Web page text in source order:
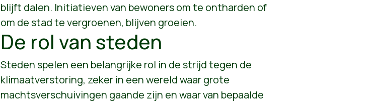
blijft dalen. Initiatieven van bewoners om te ontharden of
om de stad te vergroenen, blijven groeien.
De rol van steden
Steden spelen een belangrijke rol in de strijd tegen de
klimaatverstoring, zeker in een wereld waar grote
machtsverschuivingen gaande zijn en waar van bepaalde